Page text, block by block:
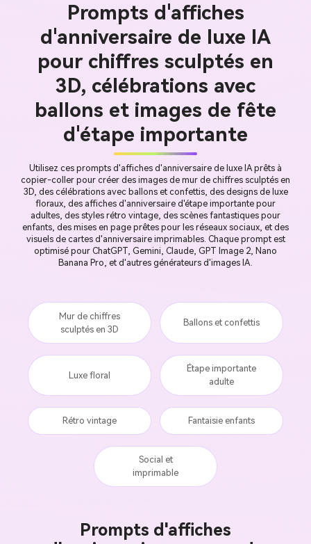
Prompts d'affiches
d'anniversaire de luxe IA
pour chiffres sculptés en
3D, célébrations avec
ballons et images de fête
d'étape importante
Utilisez ces prompts d'affiches d'anniversaire de luxe IA prêts à
copier-coller pour créer des images de mur de chiffres sculptés en
3D, des célébrations avec ballons et confettis, des designs de luxe
floraux, des affiches d'anniversaire d'étape importante pour
adultes, des styles rétro vintage, des scènes fantastiques pour
enfants, des mises en page prêtes pour les réseaux sociaux, et des
visuels de cartes d'anniversaire imprimables. Chaque prompt est
optimisé pour ChatGPT, Gemini, Claude, GPT Image 2, Nano
Banana Pro, et d'autres générateurs d'images IA.
Mur de chiffres
sculptés en 3D
Ballons et confettis
Luxe floral
Étape importante
adulte
Rétro vintage Fantaisie enfants
Social et
imprimable
Prompts d'affiches